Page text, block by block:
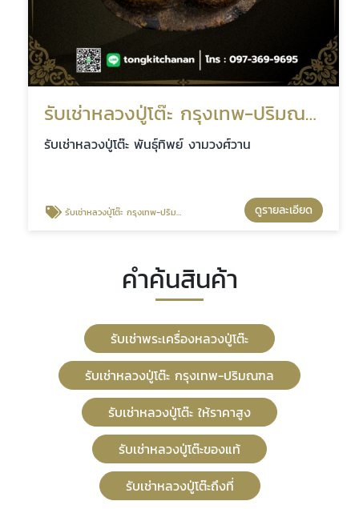
รับเช่าหลวงปู่โต๊ะ กรุงเทพ-ปริมณฑล
รับเช่าหลวงปู่โต๊ะ พันธุ์ทิพย์ งามวงศ์วาน
รับเช่าหลวงปู่โต๊ะ กรุงเทพ-ปริมณฑล ดูรายละเอียด
คำค้นสินค้า
รับเช่าพระเครื่องหลวงปู่โต๊ะ
รับเช่าหลวงปู่โต๊ะ กรุงเทพ-ปริมณฑล
รับเช่าหลวงปู่โต๊ะ ให้ราคาสูง
รับเช่าหลวงปู่โต๊ะของแท้
รับเช่าหลวงปู่โต๊ะถึงที่